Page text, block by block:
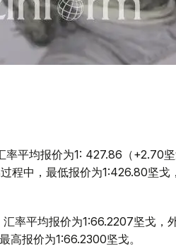
平均报价为1: 427.86（+2.70
程中，最低报价为1:426.80坚戈
率平均报价为1:66.2207坚戈，
高报价为1:66.2300坚戈。